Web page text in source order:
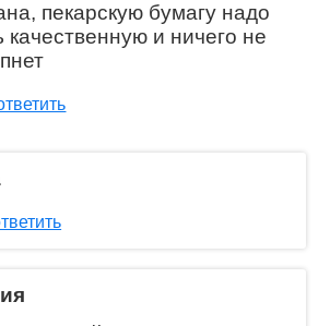
пекарскую бумагу надо
качественную и ничего не